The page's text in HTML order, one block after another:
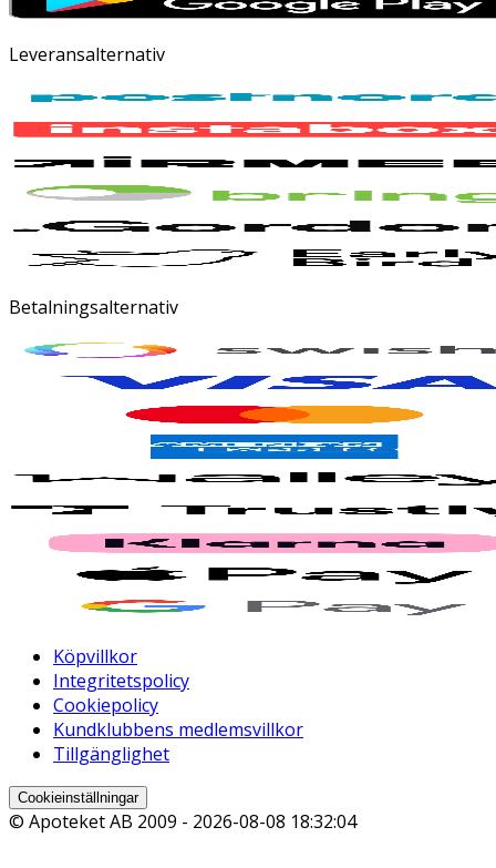
Leveransalternativ
Betalningsalternativ
Köpvillkor
Integritetspolicy
Cookiepolicy
Kundklubbens medlemsvillkor
Tillgänglighet
Cookieinställningar
© Apoteket AB 2009 - 2026-08-08 18:32:04